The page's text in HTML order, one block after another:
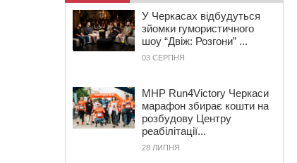
У Черкасах відбудуться
зйомки гумористичного
шоу “Двіж: Розгони” ...
03 СЕРПНЯ
MHP Run4Victory Черкаси
марафон збирає кошти на
розбудову Центру
реабілітації...
28 ЛИПНЯ